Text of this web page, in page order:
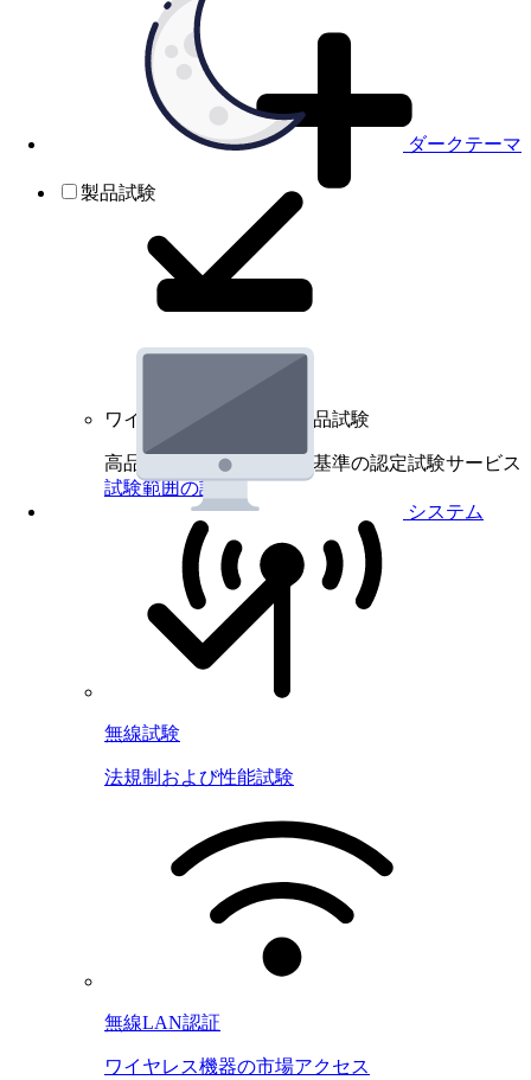
ダークテーマ
システム
製品試験
ワイヤレスデバイスの製品試験
高品質規格に基づく国際基準の認定試験サービス
試験範囲の詳細
無線試験
法規制および性能試験
無線LAN認証
ワイヤレス機器の市場アクセス